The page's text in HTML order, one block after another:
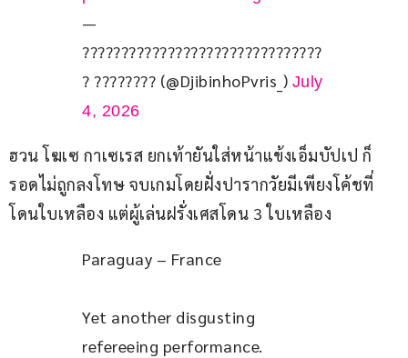
—
???????????????????????????????
? ???????? (@DjibinhoPvris_) July
4, 2026
ฮวน โฆเซ กาเซเรส ยกเท้ายันใส่หน้าแข้งเอ็มบัปเป ก็
รอดไม่ถูกลงโทษ จบเกมโดยฝั่งปารากวัยมีเพียงโค้ชที่
โดนใบเหลือง แต่ผู้เล่นฝรั่งเศสโดน 3 ใบเหลือง
Paraguay – France
Yet another disgusting
refereeing performance.